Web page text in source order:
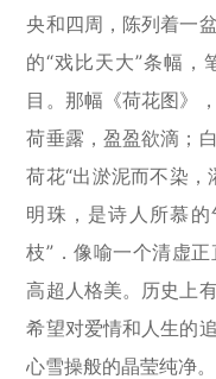
央和四周，陈列着一
的“戏比天大”条幅，
目。那幅《荷花图》
荷垂露，盈盈欲滴；
荷花“出淤泥而不染
明珠，是诗人所慕
枝”．像喻一个清虚
高超人格美。历史上
希望对爱情和人生的
心雪操般的晶莹纯净。